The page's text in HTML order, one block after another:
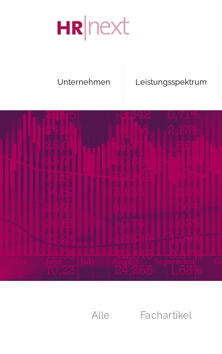
Unternehmen Leistungsspektrum
Alle Fachartikel